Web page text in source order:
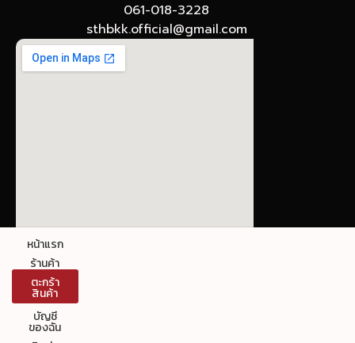
หน้าแรก
ร้านค้า
ตะกร้า
สินค้า
บัญชี
ของฉัน
061-018-3228
sthbkk.official@gmail.com
© The Stronghold SIAM : Gateway to Board
ข้อกำหนดและเงื่อนไขการใช้งาน นโยบายความเป็นส่วน